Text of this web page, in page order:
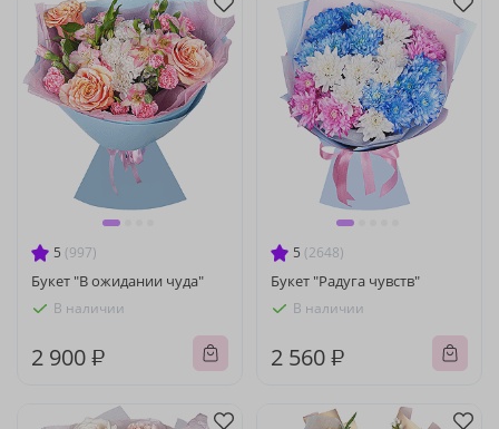
5 (997)
Букет "В ожидании чуда"
В наличии
2 900 ₽
5 (2648)
Букет "Радуга чувств"
В наличии
2 560 ₽